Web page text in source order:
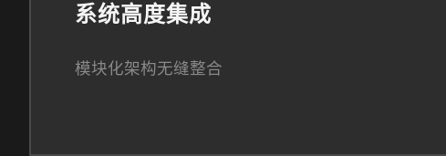
系统高度集成
模块化架构无缝整合